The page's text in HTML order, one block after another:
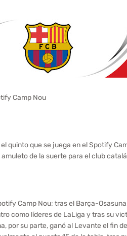
Camp Nou
quinto que se juega en el Spotify
de la suerte para el club
Camp Nou; tras el Barça-
como líderes de LaLiga y tras su
por su parte, ganó al Levante el fin